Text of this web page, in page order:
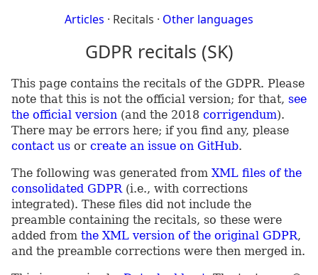
Articles · Recitals · Other languages
GDPR recitals (SK)
This page contains the recitals of the GDPR. Please
note that this is not the official version; for that, see
the official version (and the 2018 corrigendum).
There may be errors here; if you find any, please
contact us or create an issue on GitHub.
The following was generated from XML files of the
consolidated GDPR (i.e., with corrections
integrated). These files did not include the
preamble containing the recitals, so these were
added from the XML version of the original GDPR,
and the preamble corrections were then merged in.